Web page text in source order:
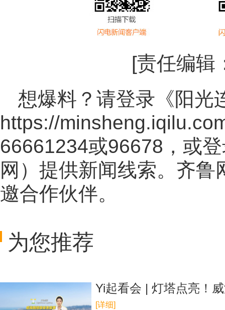
[责任编辑
想爆料？请登录《阳光
https://
66661234或96678，或
网 ）提供新闻线索。齐鲁
邀合作伙伴。
为您推荐
Yi起看会 | 灯塔点亮！
[详细]